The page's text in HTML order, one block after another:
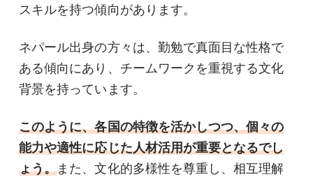
スキルを持つ傾向があります。
ネパール出身の方々は、勤勉で真面目な性格で
ある傾向にあり、チームワークを重視する文化
背景を持っています。
このように、各国の特徴を活かしつつ、個々の
能力や適性に応じた人材活用が重要となるでし
ょう。また、文化的多様性を尊重し、相互理解